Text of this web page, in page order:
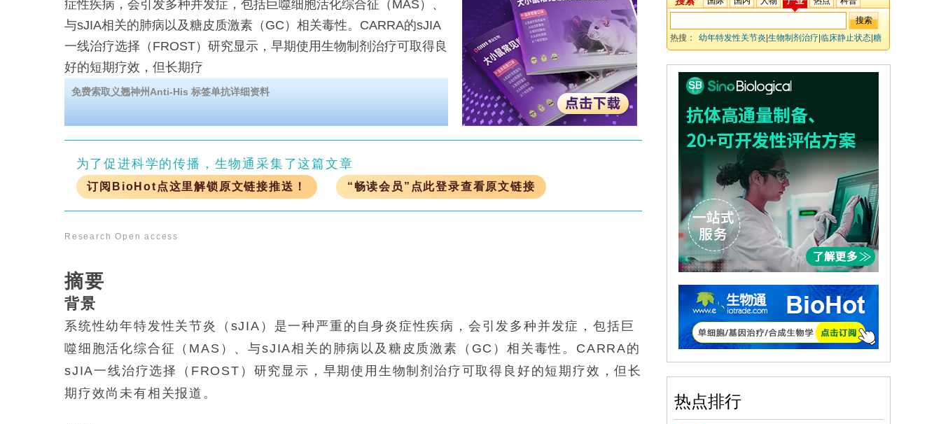
症性疾病，会引发多种并发症，包括巨噬细胞活化综合征（MAS）、
与sJIA相关的肺病以及糖皮质激素（GC）相关毒性。CARRA的sJIA
一线治疗选择（FROST）研究显示，早期使用生物制剂治疗可取得良
好的短期疗效，但长期疗
免费索取义翘神州Anti-His 标签单抗详细资料
为了促进科学的传播，生物通采集了这篇文章
订阅BioHot点这里解锁原文链接推送！ “畅读会员”点此登录查看原文链接
Research Open access
摘要
背景
系统性幼年特发性关节炎（sJIA）是一种严重的自身炎症性疾病，会引发多种并发症，包括巨
噬细胞活化综合征（MAS）、与sJIA相关的肺病以及糖皮质激素（GC）相关毒性。CARRA的
sJIA一线治疗选择（FROST）研究显示，早期使用生物制剂治疗可取得良好的短期疗效，但长
期疗效尚未有相关报道。
热搜： 幼年特发性关节炎 生物制剂治疗 临床静止状态 糖
研究聚焦于系统性幼年特发性关节炎（sJIA）的治疗效果
评估。通过对比有生物制剂与无生物制剂方案的患者
了长期随访中临床静止状态达到率显著提升（从58.5%增
至87.6%）。研究证实|早期生物制剂治疗是长期的有效策
并最终支持了一线治疗中生物制剂的地位。挑战在于生
物制剂使用情况高估了对照组（因失访导致）。
热点排行